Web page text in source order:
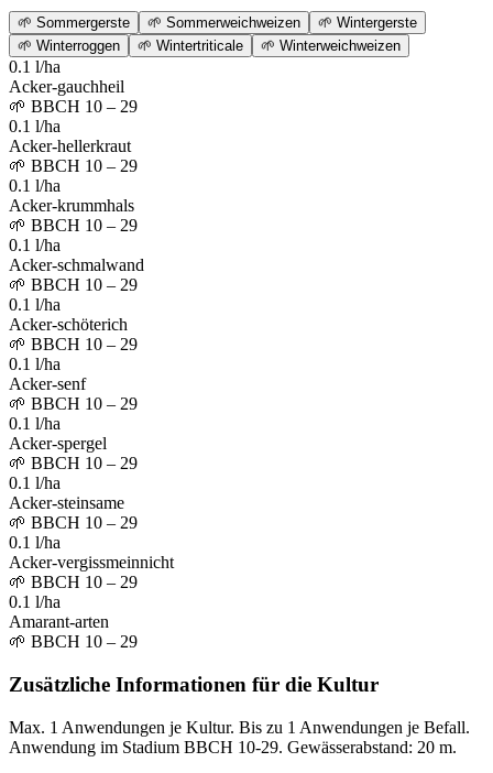
🌱 Sommergerste 🌱 Sommerweichweizen 🌱 Wintergerste
🌱 Winterroggen 🌱 Wintertriticale 🌱 Winterweichweizen
0.1 l/ha
Acker-gauchheil
🌱 BBCH 10 – 29
0.1 l/ha
Acker-hellerkraut
🌱 BBCH 10 – 29
0.1 l/ha
Acker-krummhals
🌱 BBCH 10 – 29
0.1 l/ha
Acker-schmalwand
🌱 BBCH 10 – 29
0.1 l/ha
Acker-schöterich
🌱 BBCH 10 – 29
0.1 l/ha
Acker-senf
🌱 BBCH 10 – 29
0.1 l/ha
Acker-spergel
🌱 BBCH 10 – 29
0.1 l/ha
Acker-steinsame
🌱 BBCH 10 – 29
0.1 l/ha
Acker-vergissmeinnicht
🌱 BBCH 10 – 29
0.1 l/ha
Amarant-arten
🌱 BBCH 10 – 29
Zusätzliche Informationen für die Kultur
Max. 1 Anwendungen je Kultur. Bis zu 1 Anwendungen je Befall.
Anwendung im Stadium BBCH 10-29. Gewässerabstand: 20 m.